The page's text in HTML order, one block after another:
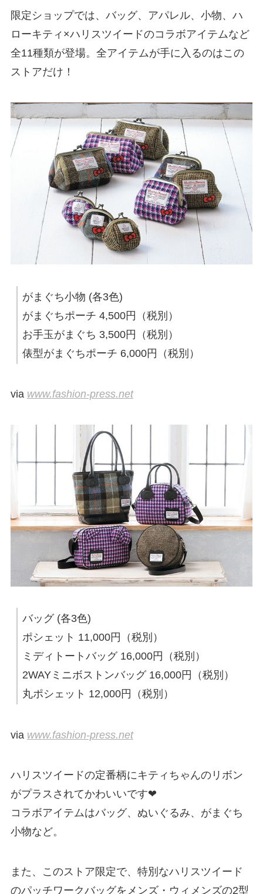
限定ショップでは、バッグ、アパレル、小物、ハ
ローキティ×ハリスツイードのコラボアイテムなど
全11種類が登場。全アイテムが手に入るのはこの
ストアだけ！
がまぐち小物 (各3色)
がまぐちポーチ 4,500円（税別）
お手玉がまぐち 3,500円（税別）
俵型がまぐちポーチ 6,000円（税別）
via www.fashion-press.net
バッグ (各3色)
ポシェット 11,000円（税別）
ミディトートバッグ 16,000円（税別）
2WAYミニボストンバッグ 16,000円（税別）
丸ポシェット 12,000円（税別）
via www.fashion-press.net
ハリスツイードの定番柄にキティちゃんのリボン
がプラスされてかわいいです❤︎
コラボアイテムはバッグ、ぬいぐるみ、がまぐち
小物など。
また、このストア限定で、特別なハリスツイード
のパッチワークバッグをメンズ・ウィメンズの2型